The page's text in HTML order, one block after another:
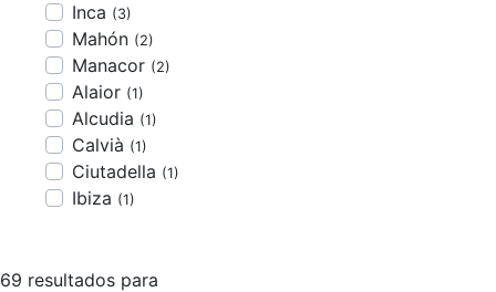
Inca (3)
Mahón (2)
Manacor (2)
Alaior (1)
Alcudia (1)
Calvià (1)
Ciutadella (1)
Ibiza (1)
69 resultados para